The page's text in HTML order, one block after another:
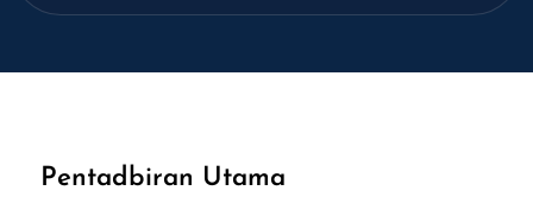
Pentadbiran Utama